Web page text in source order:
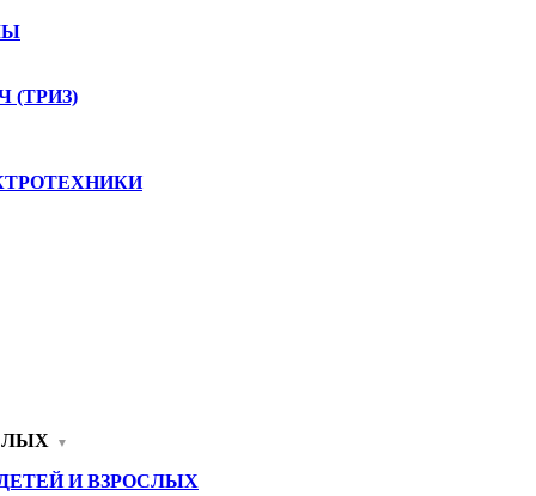
(ТРИЗ)
▼
И ВЗРОСЛЫХ